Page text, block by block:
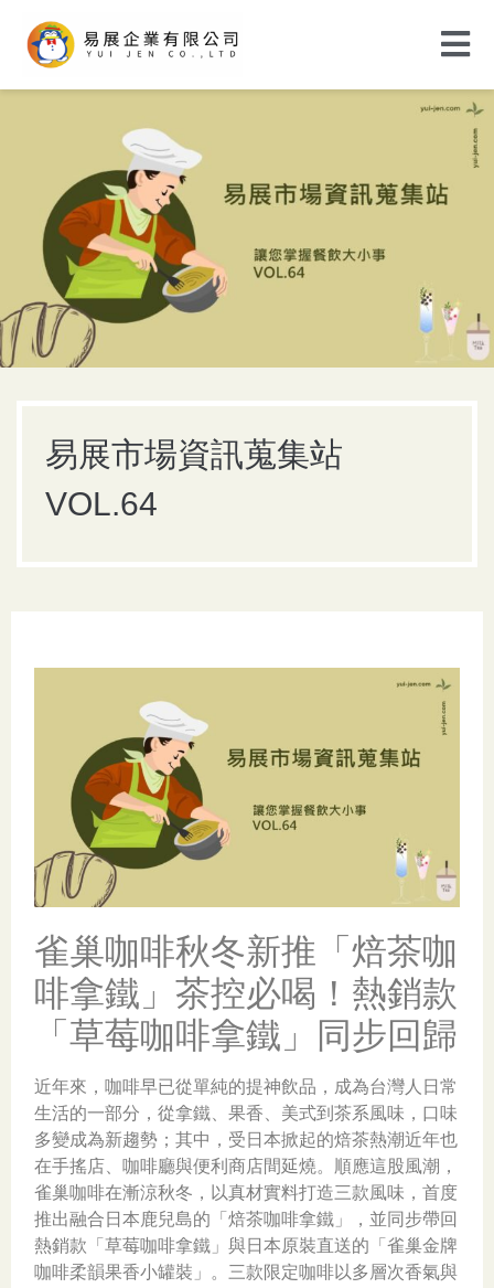
易展市場資訊蒐集站
VOL.64
雀巢咖啡秋冬新推「焙茶咖
啡拿鐵」茶控必喝！熱銷款
「草莓咖啡拿鐵」同步回歸
近年來，咖啡早已從單純的提神飲品，成為台灣人日常
生活的一部分，從拿鐵、果香、美式到茶系風味，口味
多變成為新趨勢；其中，受日本掀起的焙茶熱潮近年也
在手搖店、咖啡廳與便利商店間延燒。順應這股風潮，
雀巢咖啡在漸涼秋冬，以真材實料打造三款風味，首度
推出融合日本鹿兒島的「焙茶咖啡拿鐵」，並同步帶回
熱銷款「草莓咖啡拿鐵」與日本原裝直送的「雀巢金牌
咖啡柔韻果香小罐裝」。三款限定咖啡以多層次香氣與